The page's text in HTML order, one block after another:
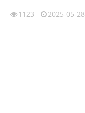
1123 2025-05-28